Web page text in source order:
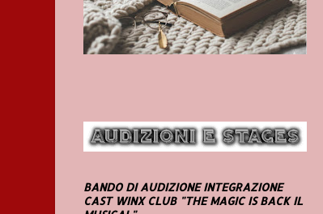
BANDO DI AUDIZIONE INTEGRAZIONE
CAST WINX CLUB "THE MAGIC IS BACK IL